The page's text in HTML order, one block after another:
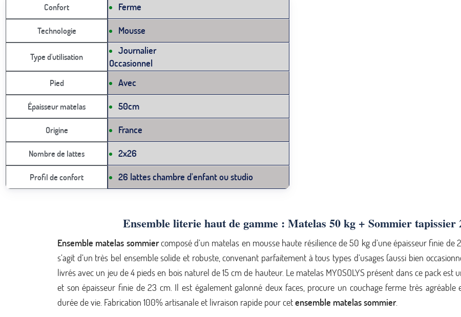
Confort Ferme
Technologie Mousse
Type d'utilisation
Journalier
Occasionnel
Pied Avec
Épaisseur matelas 50cm
Origine France
Nombre de lattes 2x26
Profil de confort 26 lattes chambre d'enfant ou studio
Ensemble literie haut de gamme : Matelas 50 kg + Sommier tapissier
Ensemble matelas sommiercomposé d’un matelas en mousse haute résilience de 50 kg d’une épaisseur finie de
s’agit d’un très bel ensemble solide et robuste, convenant parfaitement à tous types d’usages (aussi bien
livrés avec un jeu de 4 pieds en bois naturel de 15 cm de hauteur. Le matelas MYOSOLYS présent dans ce pack
et son épaisseur finie de 23 cm. Il est également galonné deux faces, procure un couchage ferme très
durée de vie. Fabrication 100% artisanale et livraison rapide pour cetensemble matelas sommier.